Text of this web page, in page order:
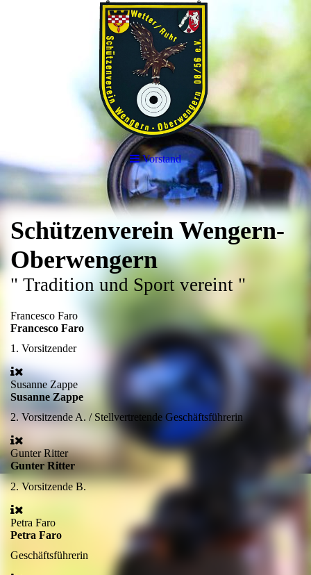
Vorstand
Schützenverein Wengern-
Oberwengern
" Tradition und Sport vereint "
Francesco Faro
Francesco Faro
1. Vorsitzender
Susanne Zappe
Susanne Zappe
2. Vorsitzende A. / Stellvertretende Geschäftsführerin
Gunter Ritter
Gunter Ritter
2.Vorsitzende B.
Petra Faro
Petra Faro
Geschäftsführerin